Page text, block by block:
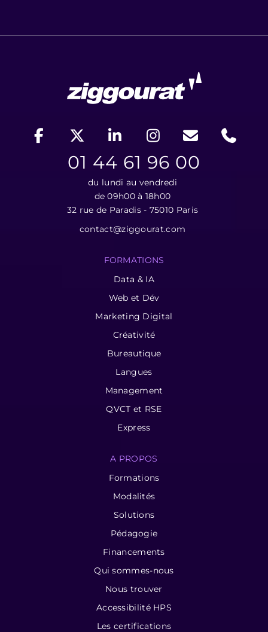
01 44 61 96 00
du lundi au vendredi
de 09h00 à 18h00
32 rue de Paradis - 75010 Paris
contact@ziggourat.com
FORMATIONS
Data & IA
Web et Dév
Marketing Digital
Créativité
Bureautique
Langues
Management
QVCT et RSE
Express
A PROPOS
Formations
Modalités
Solutions
Pédagogie
Financements
Qui sommes-nous
Nous trouver
Accessibilité HPS
Les certifications